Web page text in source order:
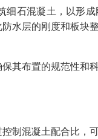
石混凝土，以形
水层的刚度和板块
其布置的规范性和
制混凝土配合比，